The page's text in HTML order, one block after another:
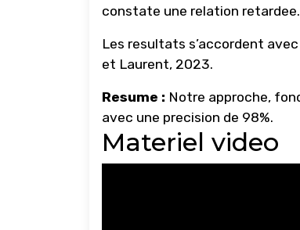
constate une relation retardee.
Les resultats s’accordent
et Laurent, 2023.
Resume : Notre approche,
avec une precision de 98%.
Materiel video